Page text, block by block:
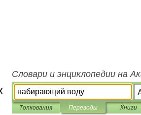
Словари и энциклопедии на
Толкования Переводы Книги